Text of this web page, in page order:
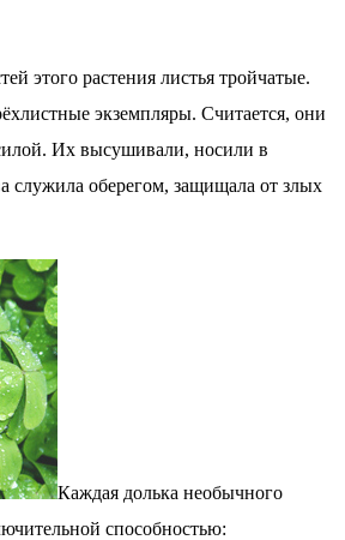
этого растения листья тройчатые.
экземпляры. Считается, они
Их высушивали, носили в
служила оберегом, защищала от злых
Каждая долька необычного
способностью: